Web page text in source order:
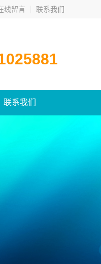
线留言 联系我们
联系我们